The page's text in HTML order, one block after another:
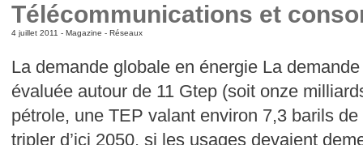
Télécommunications et
4 juillet 2011 - Magazine - Réseaux
La demande globale en énergie La
évaluée autour de 11 Gtep (soit onze
pétrole, une TEP valant environ 7,3 barils
tripler d’ici 2050, si les usages devaient